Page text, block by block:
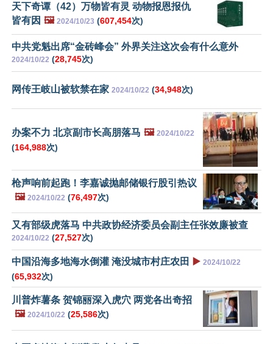
天下奇谭（42）万物皆有灵 动物报恩报仇
皆有因 🖼️ 2024/10/23 (607,454次)
中共党魁出席“金砖峰会” 外界关注这次会有什么意外
2024/10/22 (28,745次)
网传王岐山被软禁在家 2024/10/22 (34,948次)
办案不力 北京副市长高朋落马 🖼️ 2024/10/22
(164,988次)
枪声响前起跑！李嘉诚抛邮储银行股引热议
🖼️ 2024/10/22 (76,497次)
又有部级虎落马 中共政协经济委员会副主任张效廉被查
2024/10/22 (27,527次)
中国沿海多地海水倒灌 淹没城市村庄农田 ▶️ 2024/10/22
(65,932次)
川普炸薯条 贺锦丽深入虎穴 两党各出奇招
🖼️ 2024/10/22 (25,586次)